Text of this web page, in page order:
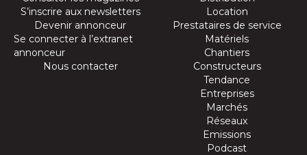
S’inscrire aux newsletters
Devenir annonceur
Se connecter à l’extranet
annonceur
Nous contacter
Location
Prestataires de service
Matériels
Chantiers
Constructeurs
Tendance
Entreprises
Marchés
Réseaux
Emissions
Podcast